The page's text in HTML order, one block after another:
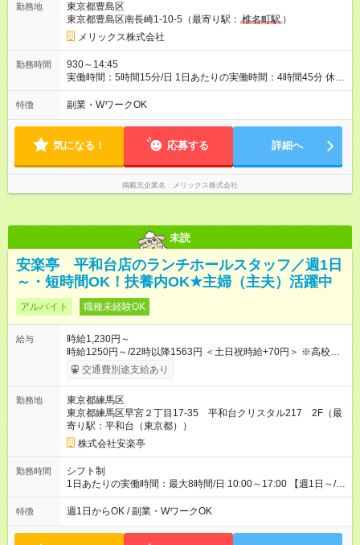
勤務地
東京都豊島区
東京都豊島区南長崎1-10-5（最寄り駅： 椎名町駅 ）
メリックス株式会社
勤務時間
930～14:45
実働時間：5時間15分/日 1日あたりの実働時間：4時間45分 休
憩：30分 ※勤務時間については面接時お気軽ご相談ください ◆
週3日勤務～OK ◆決められた時間内のお仕事なので 家族と過ご
特徴 副業・WワークOK
気になる！ 応募する 詳細へ
掲載元企業名 メリックス株式会社
未読
安楽亭 平和台店のランチホールスタッフ／週1日
～・短時間OK！扶養内OK★主婦（主夫）活躍中
アルバイト 職種未経験OK
給与
時給1,230円～
時給1250円～/22時以降1563円 ＜土日祝時給+70円＞ ※高校生
時給1230円 【試用期間】試用期間あり 試用期間の長さ：12ヶ
月 雇用形態、給与は本採用時と同じです。 ※最大12ヶ月の間
交通費別途支給あり
勤務地
東京都練馬区
東京都練馬区早宮２丁目17-35 平和台クリスタル217 2F（最
寄り駅：平和台（東京都））
株式会社安楽亭
勤務時間
シフト制
1日あたりの実働時間：最大8時間/日 10:00～17:00 【週1日～/1
日3時間～OK！】 ＊レギュラー勤務ももちろん大歓迎！ 「子ど
ものお迎えまでの時間」 「ランチタイムだけ」 など、家庭の予
談可能◎
特徴 週1日からOK / 副業・WワークOK